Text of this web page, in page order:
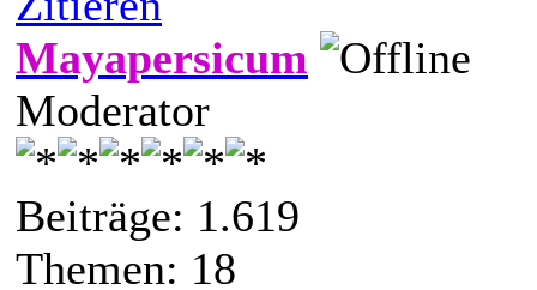
Mayapersicum
Moderator
Beiträge: 1.619
Themen: 18